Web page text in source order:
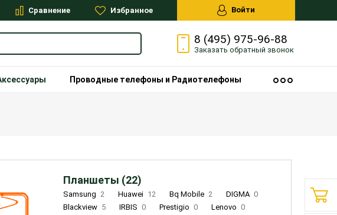
Сравнение Избранное Войти
8 (495) 975-96-88
Заказать обратный звонок
Проводные телефоны и Радиотелефоны
Планшеты (22)
Samsung 2 Huawei 12 Bq Mobile 2 DIGMA 0
Blackview 5 IRBIS 0 Prestigio 0 Lenovo 0